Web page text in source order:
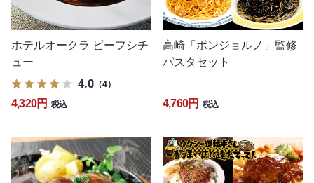
ホテルオークラ ビーフシチ
ュー
4.0 （4）
4,320円 税込
高崎「ボンジョルノ」監修
パスタセット
4,760円 税込